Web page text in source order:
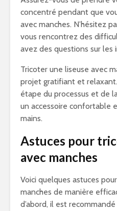
concentré pendant que
avec manches. N’hésitez
vous rencontrez des
avez des questions sur les
Tricoter une liseuse avec
projet gratifiant et
étape du processus et de
un accessoire confortable
mains.
Astuces pour
avec manches
Voici quelques astuces
manches de manière
d’abord, il est